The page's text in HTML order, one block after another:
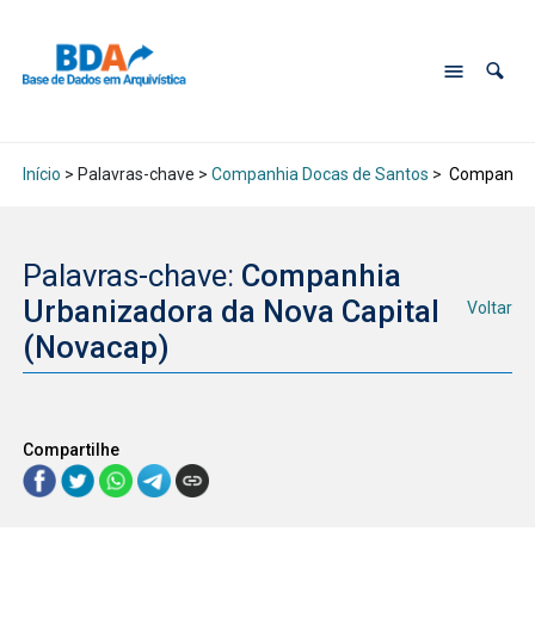
Início > Palavras-chave > Companhia Docas de Santos >
Palavras-chave: Companhia
Urbanizadora da Nova Capital
(Novacap)
Voltar
Compartilhe